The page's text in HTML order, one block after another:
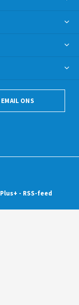
EMAIL ONS
Plus+ - RSS-feed